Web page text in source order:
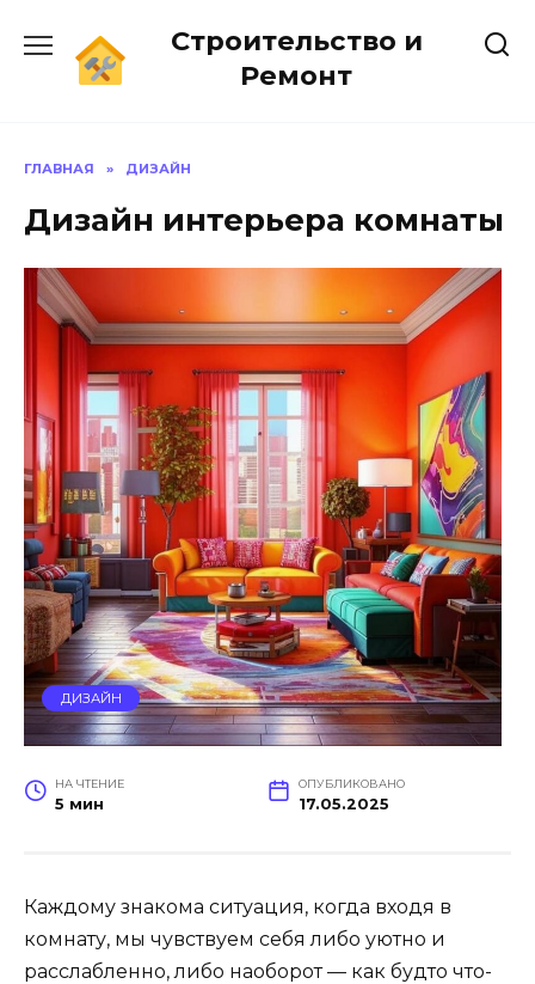
содержанию
Строительство и
Ремонт
ГЛАВНАЯ » ДИЗАЙН
Дизайн интерьера комнаты
ДИЗАЙН
НА ЧТЕНИЕ
5 мин
ОПУБЛИКОВАНО
17.05.2025
Каждому знакома ситуация, когда входя в
комнату, мы чувствуем себя либо уютно и
расслабленно, либо наоборот — как будто что-